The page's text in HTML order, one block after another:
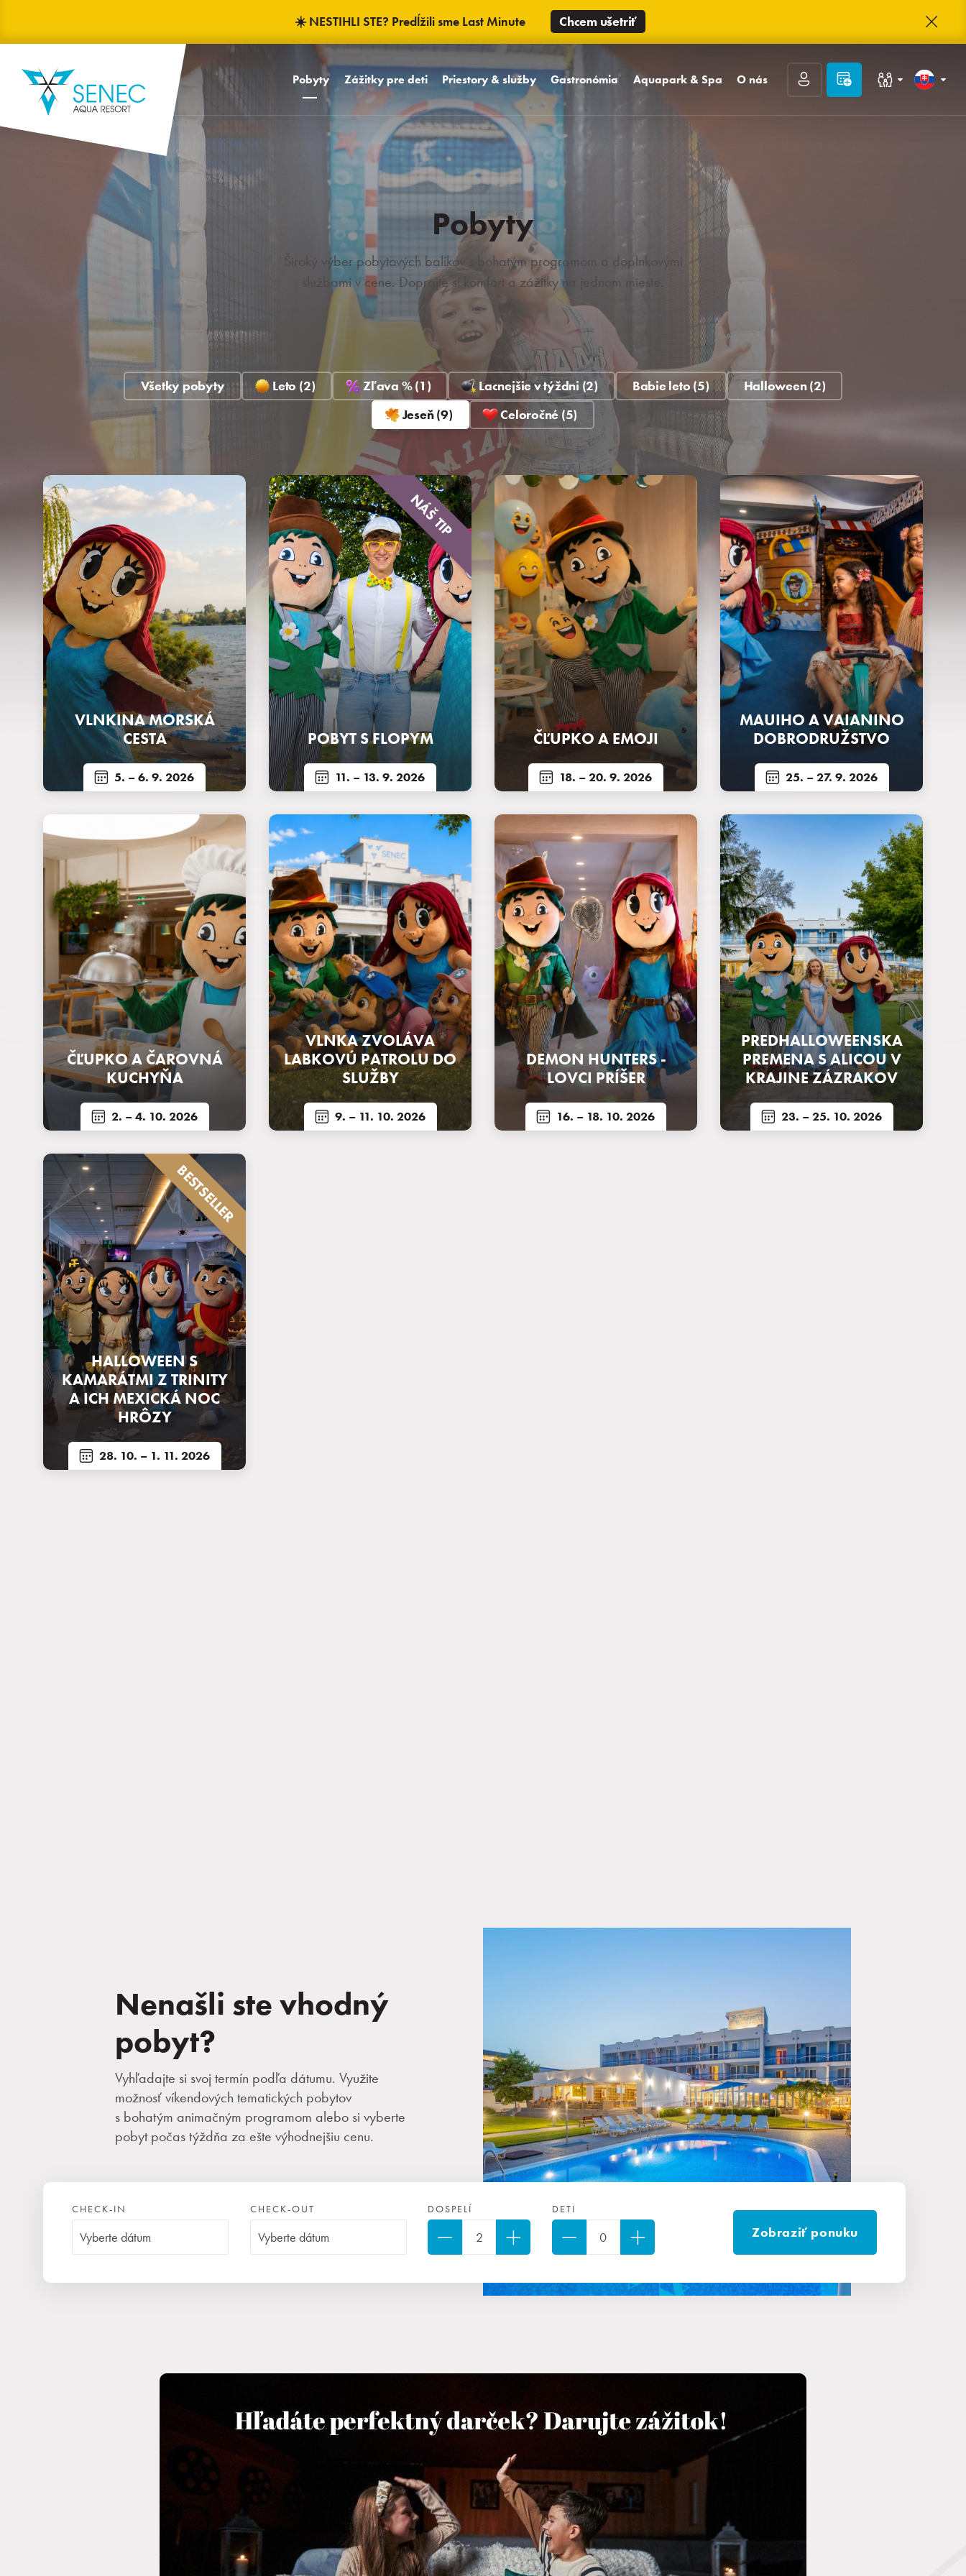
☀️ NESTIHLI STE? Predĺžili sme Last Minute Chcem ušetriť
Pobyty Zážitky pre deti
Babyfriendly koncept
Detský svet MiniMe
Maskoti Kamaráti z Trinity
Detské oslavy
Aquapark
Priestory & služby
Izby
Vybavenie hotela
Unikátne priestory
Areál Hotela
Gastronómia
Dizajnové reštaurácie
WCT bar a bowling
Oslavy a svadby
Pool bar
Aquapark & Spa
Aquapark
Sai wellness
Masáže Day Spa
O nás
Kontakt
Kariéra
Hodnotenie hostí
Často kladené otázky
Fotogaléria
Registrácia
Rodiny s deťmiSlovenčina
Pobyty
Zážitky pre deti
Priestory & služby
Gastronómia
Pobyty
Široký výber pobytových balíkov s bohatým programom a doplnkovými
službami v cene. Doprajte si komfort a zážitky na jednom mieste.
Všetky pobyty Leto (2) Zľava % (1) Lacnejšie v týždni (2) Babie leto (5)
Halloween (2)
Jeseň (9)
Celoročné (5)
VLNKINA MORSKÁ
CESTA
5. – 6. 9. 2026
NÁŠ TIP
POBYT S FLOPYM
11. – 13. 9. 2026
ČĽUPKO A EMOJI
18. – 20. 9. 2026
MAUIHO A VAIANINO
DOBRODRUŽSTVO
25. – 27. 9. 2026
ČĽUPKO A ČAROVNÁ
KUCHYŇA
2. – 4. 10. 2026
VLNKA ZVOLÁVA
LABKOVÚ PATROLU DO
SLUŽBY
9. – 11. 10. 2026
DEMON HUNTERS -
LOVCI PRÍŠER
16. – 18. 10. 2026
PREDHALLOWEENSKA
PREMENA S ALICOU V
KRAJINE ZÁZRAKOV
23. – 25. 10. 2026
BESTSELLER
HALLOWEEN S
KAMARÁTMI Z TRINITY
A ICH MEXICKÁ NOC
HRÔZY
28. 10. – 1. 11. 2026
Nenašli ste vhodný
pobyt?
Vyhľadajte si svoj termín podľa dátumu. Využite
možnosť víkendových tematických pobytov
s bohatým animačným programom alebo si vyberte
pobyt počas týždňa za ešte výhodnejšiu cenu.
CHECK-IN CHECK-OUT DOSPELÍ DETI